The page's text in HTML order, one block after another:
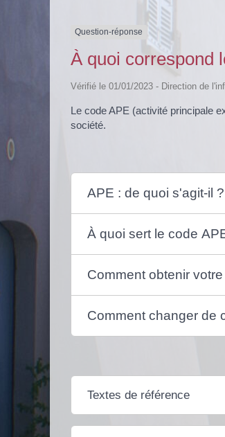
Question-réponse
À quoi correspond
Vérifié le 01/01/2023 - Direction de
Le code APE (activité principale
société.
APE : de quoi s'agit-il ?
À quoi sert le code
Comment obtenir
Comment changer de
Textes de référence